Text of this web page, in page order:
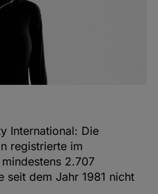
International: Die
registrierte im
2.707
seit dem Jahr 1981 nicht